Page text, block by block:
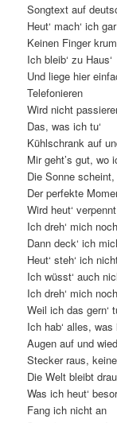
Songtext auf
Heut‘ mach‘ ich
Keinen Finger
Ich bleib‘ zu Haus‘
Und liege hier
Telefonieren
Wird nicht
Das, was ich tu‘
Kühlschrank auf
Mir geht’s gut, wo
Die Sonne
Der perfekte
Wird heut‘ verpennt
Ich dreh‘ mich
Dann deck‘ ich
Heut‘ steh‘ ich
Ich wüsst‘ auch
Ich dreh‘ mich
Weil ich das gern‘
Ich hab‘ alles, was
Augen auf und
Stecker raus,
Die Welt bleibt
Was ich heut‘
Fang ich nicht an